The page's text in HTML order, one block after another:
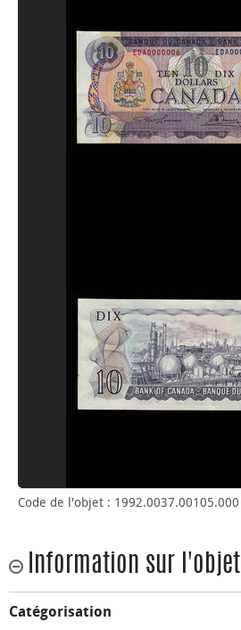
Code de l'objet : 1992.0037.00105.000
Information sur l'objet
Catégorisation